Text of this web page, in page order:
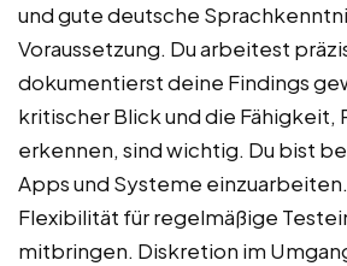
und gute deutsche
Voraussetzung. Du arbeitest
dokumentierst deine Findings
kritischer Blick und die Fähigkeit,
erkennen, sind wichtig. Du bist
Apps und Systeme
Flexibilität für regelmäßige
mitbringen. Diskretion im